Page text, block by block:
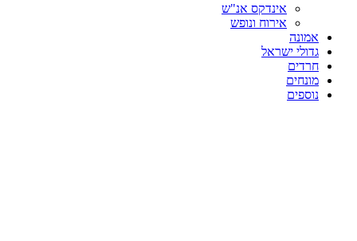
אינדקס אנ"ש
אירוח ונופש
אמונה
גדולי ישראל
חרדים
מונחים
נוספים